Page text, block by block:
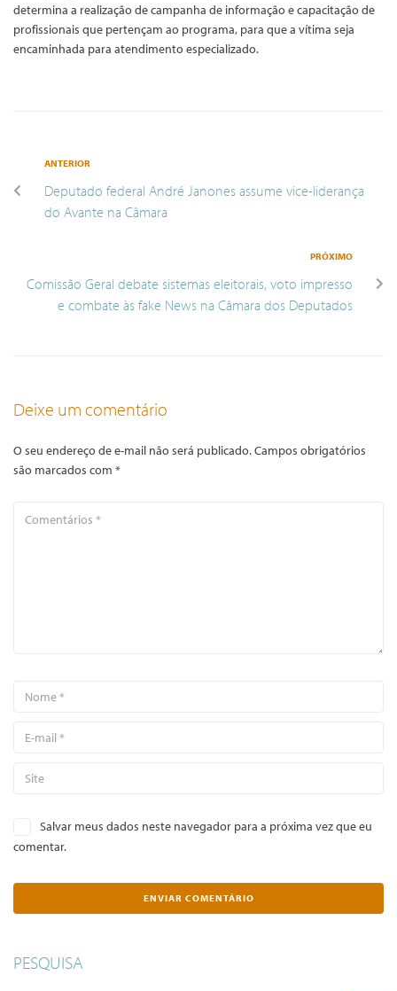
determina a realização de campanha de informação e capacitação de
profissionais que pertençam ao programa, para que a vítima seja
encaminhada para atendimento especializado.
ANTERIOR
Deputado federal André Janones assume vice-liderança
do Avante na Câmara
PRÓXIMO
Comissão Geral debate sistemas eleitorais, voto impresso
e combate às fake News na Câmara dos Deputados
Deixe um comentário
O seu endereço de e-mail não será publicado.Campos obrigatórios
são marcados com *
Salvar meus dados neste navegador para a próxima vez que eu
comentar.
PESQUISA